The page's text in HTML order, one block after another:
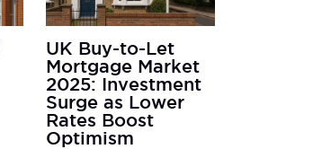
UK Buy-to-Let
Mortgage Market
2025: Investment
Surge as Lower
Rates Boost
Optimism